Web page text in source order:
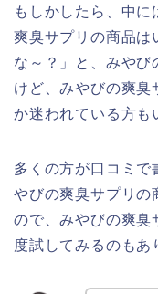
もしかしたら、中に
爽臭サプリの商品は
な～？」と、みやび
けど、みやびの爽臭
か迷われている方も
多くの方が口コミで
やびの爽臭サプリの
ので、みやびの爽臭
度試してみるのもあ